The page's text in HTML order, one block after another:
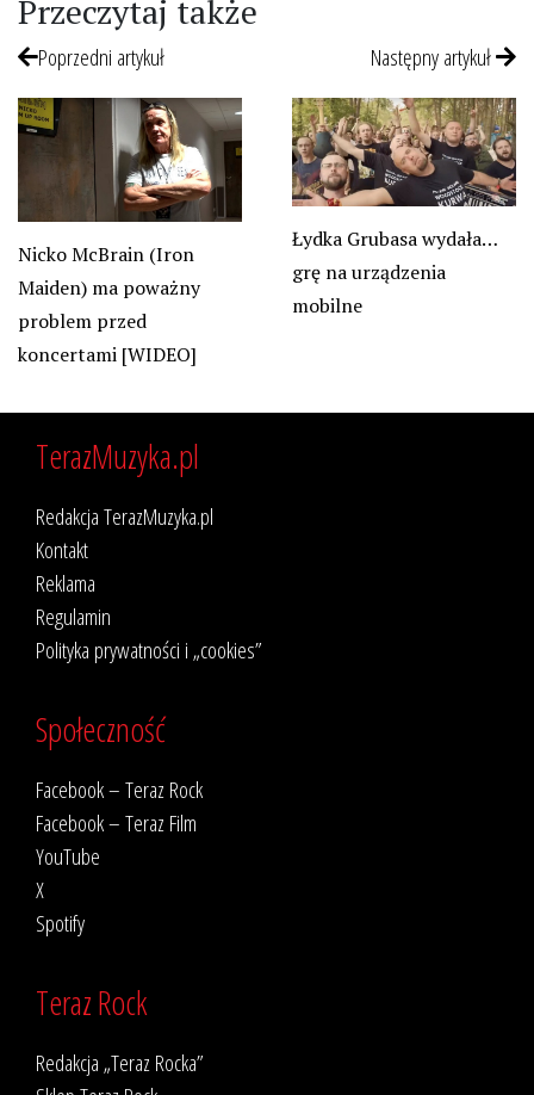
Przeczytaj także
Poprzedni artykuł
Nicko McBrain (Iron
Maiden) ma poważny
problem przed
koncertami [WIDEO]
Następny artykuł
Łydka Grubasa wydała…
grę na urządzenia
mobilne
TerazMuzyka.pl
Redakcja TerazMuzyka.pl
Kontakt
Reklama
Regulamin
Polityka prywatności i „cookies”
Społeczność
Facebook – Teraz Rock
Facebook – Teraz Film
YouTube
X
Spotify
Teraz Rock
Redakcja „Teraz Rocka”